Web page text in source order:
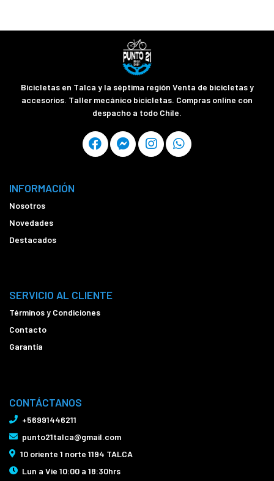
Bicicletas en Talca y la séptima región Venta de bicicletas y
accesorios. Taller mecánico bicicletas. Compras online con
despacho a todo Chile.
INFORMACIÓN
Nosotros
Novedades
Destacados
SERVICIO AL CLIENTE
Términos y Condiciones
Contacto
Garantía
CONTÁCTANOS
+56991446211
punto21talca@gmail.com
10 oriente 1 norte 1194 TALCA
Lun a Vie 10:00 a 18:30hrs